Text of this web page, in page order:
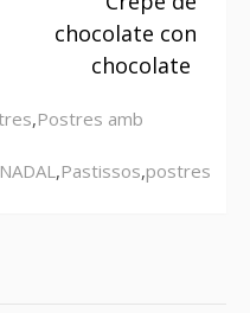
chocolate con
chocolate
,Postres amb
NADAL ,Pastissos,postres